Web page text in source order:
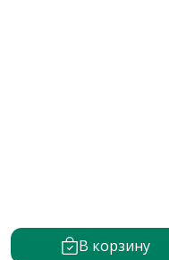
В корзину